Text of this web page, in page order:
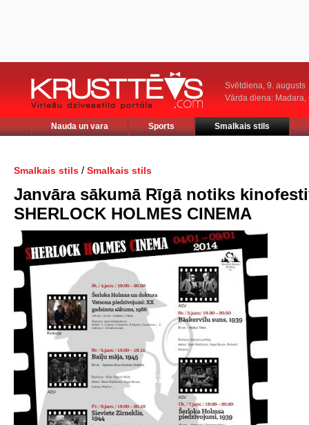
Svētdiena, 9. augusts
Vārda diena: Madara,
Nauda un vara Sports Smalkais stils
Smalkais stils / Smalkais stils
Janvāra sākumā Rīgā notiks
SHERLOCK HOLMES CINEMA